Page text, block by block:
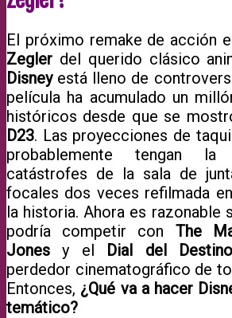
El próximo remake de acción
Zegler del querido clásico
Disney está lleno de
película ha acumulado un
históricos desde que se
D23. Las proyecciones de
probablemente tengan la
catástrofes de la sala de
focales dos veces refilmada
la historia. Ahora es razonable
podría competir con The
Jones y el Dial del Destino
perdedor cinematográfico de
Entonces, ¿Qué va a hacer
temático?